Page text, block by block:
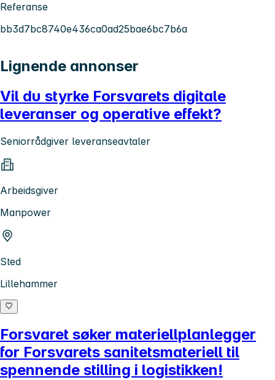
Referanse
bb3d7bc8740e436ca0ad25bae6bc7b6a
Lignende annonser
Vil du styrke Forsvarets digitale
leveranser og operative effekt?
Seniorrådgiver leveranseavtaler
Arbeidsgiver
Manpower
Sted
Lillehammer
Forsvaret søker materiellplanlegger
for Forsvarets sanitetsmateriell til
spennende stilling i logistikken!